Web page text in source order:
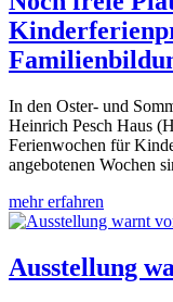
In den Oster- und
Heinrich Pesch Haus
Ferienwochen für
angebotenen Wochen
mehr erfahren
Ausstellung